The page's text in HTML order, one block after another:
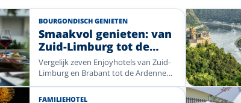
BOURGONDISCH GENIETEN
Smaakvol genieten: van
Zuid-Limburg tot de
Moezel
Vergelijk zeven Enjoyhotels van Zuid-
Limburg en Brabant tot de Ardennen,
Moezel, Rijn en Duitse Waddenkust.
Combineer ontspannen tafelen met
FAMILIEHOTEL